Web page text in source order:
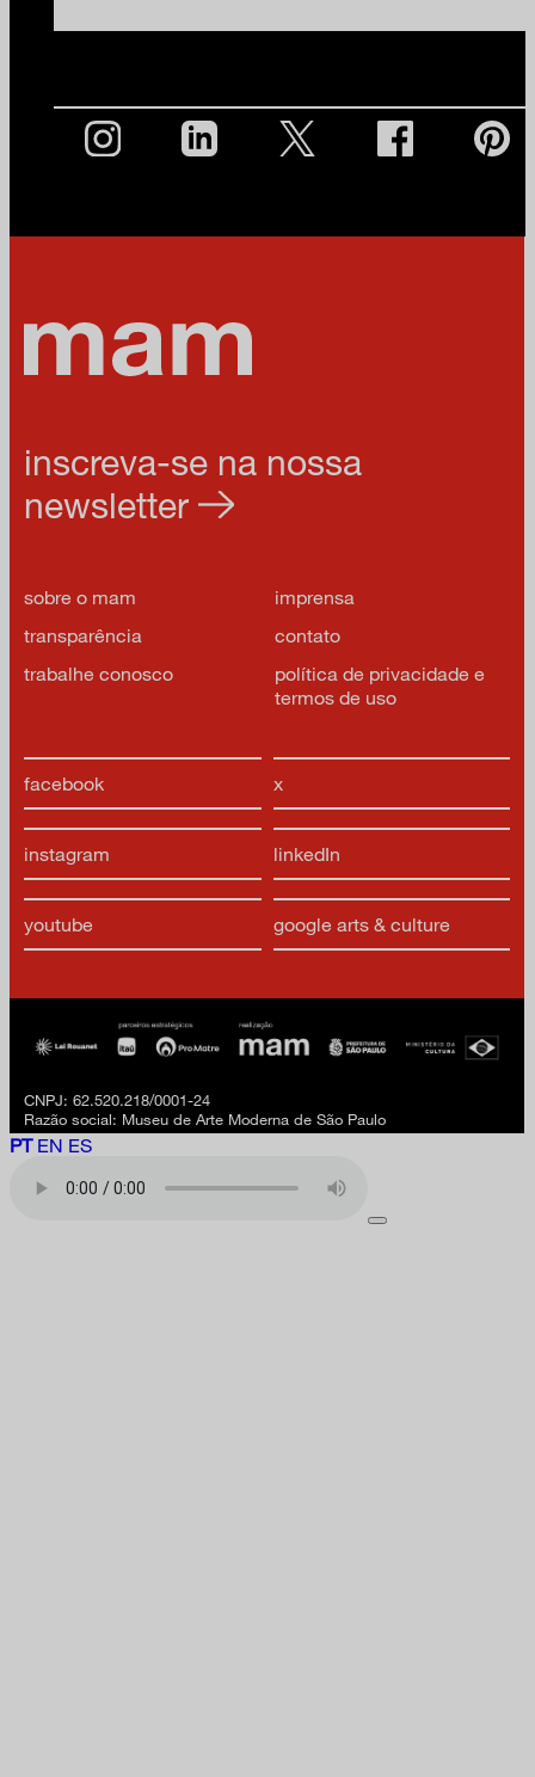
facebook x
instagram linkedIn
youtube google arts & culture
inscreva-se na nossa
newsletter
sobre o mam
imprensa
transparência
contato
trabalhe conosco
política de privacidade e
termos de uso
CNPJ: 62.520.218/0001-24
Razão social: Museu de Arte Moderna de São Paulo
PT EN ES